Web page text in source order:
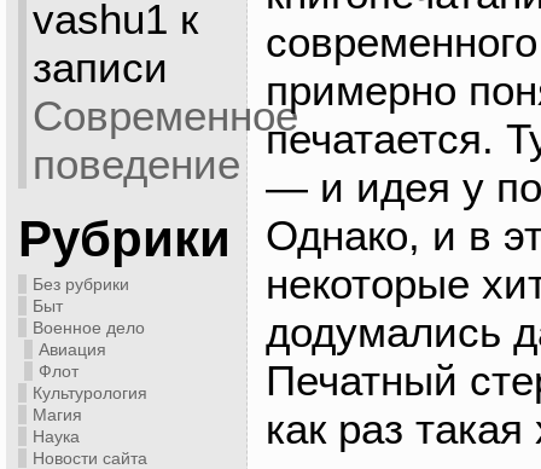
vashu1 к
записи
Современное
поведение
Рубрики
Без рубрики
Быт
Военное дело
Авиация
Флот
Культурология
Магия
Наука
Новости сайта
примерно
печатается.
— и идея у
Однако, и в
некоторые
додумались
Печатный
как раз